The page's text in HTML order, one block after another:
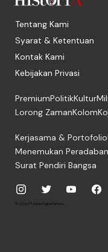
Tentang Kami
Syarat & Ketentuan
Kontak Kami
Kebijakan Privasi
PremiumPolitikKultur
Lorong ZamanKolom
Kerjasama & Portofolio
Menemukan
Surat Pendiri Bangsa
© 2026, PT. Media Digital Historia.